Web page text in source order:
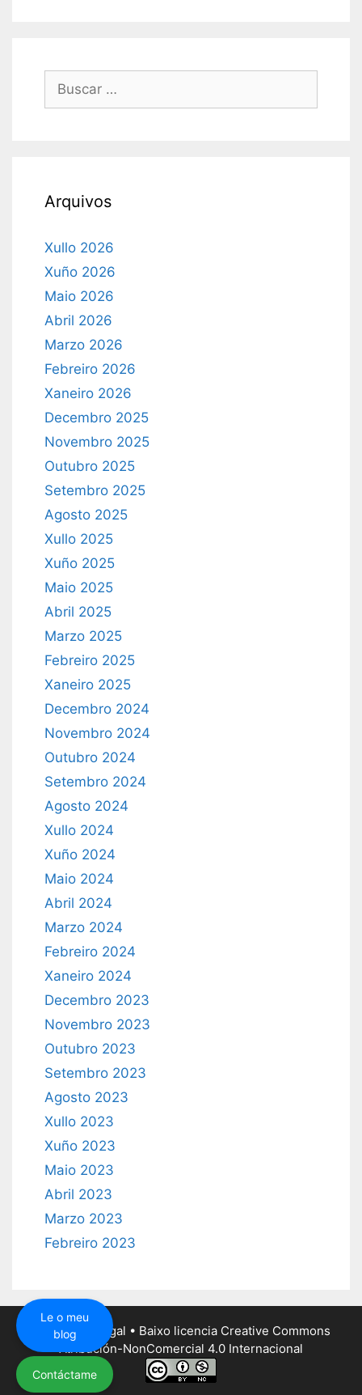
Le o meu
blog
Arquivos
Xullo 2026
Xuño 2026
Maio 2026
Abril 2026
Marzo 2026
Febreiro 2026
Xaneiro 2026
Decembro 2025
Novembro 2025
Outubro 2025
Setembro 2025
Agosto 2025
Xullo 2025
Xuño 2025
Maio 2025
Abril 2025
Marzo 2025
Febreiro 2025
Xaneiro 2025
Decembro 2024
Novembro 2024
Outubro 2024
Setembro 2024
Agosto 2024
Xullo 2024
Xuño 2024
Maio 2024
Abril 2024
Marzo 2024
Febreiro 2024
Xaneiro 2024
Decembro 2023
Novembro 2023
Outubro 2023
Setembro 2023
Agosto 2023
Xullo 2023
Xuño 2023
Maio 2023
Abril 2023
Marzo 2023
Febreiro 2023
paulo@paulo.gal • Baixo licencia Creative Commons
Atribución-NonComercial 4.0 Internacional
Contáctame